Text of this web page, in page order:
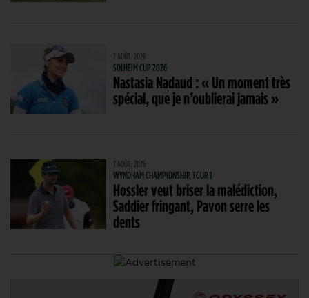
7 AOÛT. 2026
SOLHEIM CUP 2026
Nastasia Nadaud : « Un moment très
spécial, que je n’oublierai jamais »
7 AOÛT. 2026
WYNDHAM CHAMPIONSHIP, TOUR 1
Hossler veut briser la malédiction,
Saddier fringant, Pavon serre les
dents